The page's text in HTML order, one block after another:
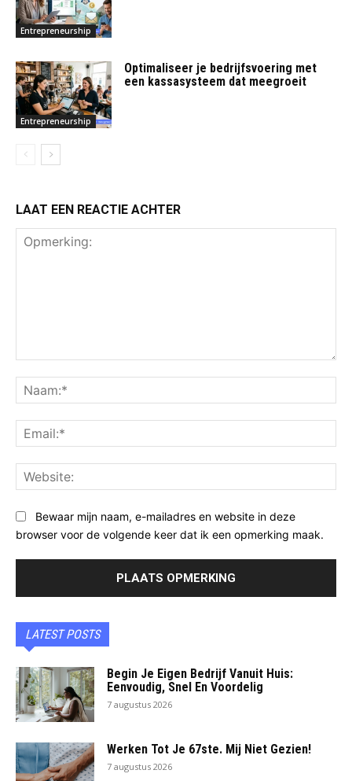
Entrepreneurship
Entrepreneurship
Optimaliseer je bedrijfsvoering met
een kassasysteem dat meegroeit
LAAT EEN REACTIE ACHTER
Bewaar mijn naam, e-mailadres en website in deze
browser voor de volgende keer dat ik een opmerking maak.
LATEST POSTS
Begin Je Eigen Bedrijf Vanuit Huis:
Eenvoudig, Snel En Voordelig
7 augustus 2026
Werken Tot Je 67ste. Mij Niet Gezien!
7 augustus 2026